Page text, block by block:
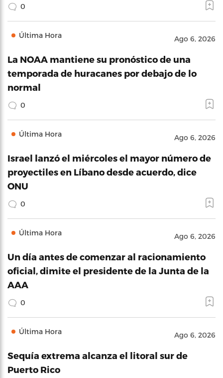
0
Última Hora Ago 6, 2026
La NOAA mantiene su pronóstico de una
temporada de huracanes por debajo de lo
normal
0
Última Hora Ago 6, 2026
Israel lanzó el miércoles el mayor número de
proyectiles en Líbano desde acuerdo, dice
ONU
0
Última Hora Ago 6, 2026
Un día antes de comenzar al racionamiento
oficial, dimite el presidente de la Junta de la
AAA
0
Última Hora Ago 6, 2026
Sequía extrema alcanza el litoral sur de
Puerto Rico